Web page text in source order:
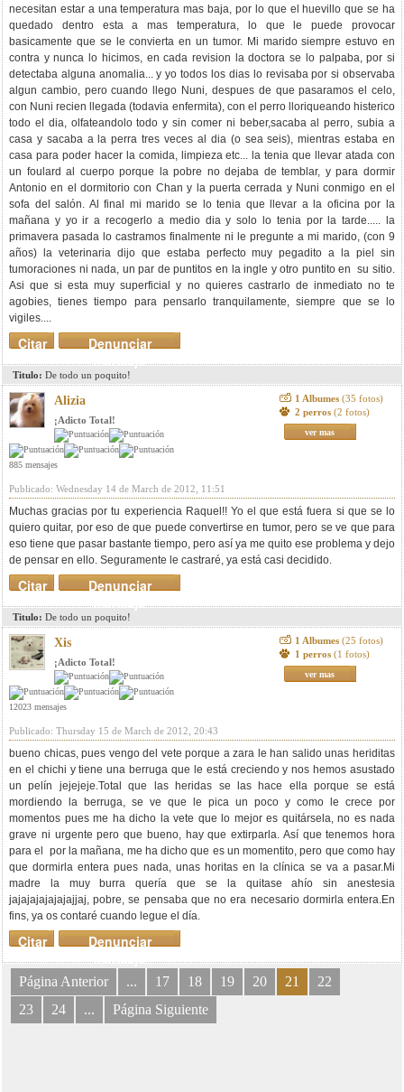
necesitan estar a una temperatura mas baja, por lo que el huevillo que se ha
quedado dentro esta a mas temperatura, lo que le puede provocar
basicamente que se le convierta en un tumor. Mi marido siempre estuvo en
contra y nunca lo hicimos, en cada revision la doctora se lo palpaba, por si
detectaba alguna anomalia... y yo todos los dias lo revisaba por si observaba
algun cambio, pero cuando llego Nuni, despues de que pasaramos el celo,
con Nuni recien llegada (todavia enfermita), con el perro lloriqueando histerico
todo el dia, olfateandolo todo y sin comer ni beber,sacaba al perro, subia a
casa y sacaba a la perra tres veces al dia (o sea seis), mientras estaba en
casa para poder hacer la comida, limpieza etc... la tenia que llevar atada con
un foulard al cuerpo porque la pobre no dejaba de temblar, y para dormir
Antonio en el dormitorio con Chan y la puerta cerrada y Nuni conmigo en el
sofa del salón. Al final mi marido se lo tenia que llevar a la oficina por la
mañana y yo ir a recogerlo a medio dia y solo lo tenia por la tarde..... la
primavera pasada lo castramos finalmente ni le pregunte a mi marido, (con 9
años) la veterinaria dijo que estaba perfecto muy pegadito a la piel sin
tumoraciones ni nada, un par de puntitos en la ingle y otro puntito en su sitio.
Asi que si esta muy superficial y no quieres castrarlo de inmediato no te
agobies, tienes tiempo para pensarlo tranquilamente, siempre que se lo
vigiles....
Denunciar
mensaje
Citar
Titulo: De todo un poquito!
Alizia
¡Adicto Total!
885 mensajes
1 Albumes (35 fotos)
2 perros (2 fotos)
ver mas
Publicado: Wednesday 14 de March de 2012, 11:51
Muchas gracias por tu experiencia Raquel!! Yo el que está fuera si que se lo
quiero quitar, por eso de que puede convertirse en tumor, pero se ve que para
eso tiene que pasar bastante tiempo, pero así ya me quito ese problema y dejo
de pensar en ello. Seguramente le castraré, ya está casi decidido.
Denunciar
mensaje
Citar
Titulo: De todo un poquito!
Xis
¡Adicto Total!
12023 mensajes
1 Albumes (25 fotos)
1 perros (1 fotos)
ver mas
Publicado: Thursday 15 de March de 2012, 20:43
bueno chicas, pues vengo del vete porque a zara le han salido unas heriditas
en el chichi y tiene una berruga que le está creciendo y nos hemos asustado
un pelín jejejeje.Total que las heridas se las hace ella porque se está
mordiendo la berruga, se ve que le pica un poco y como le crece por
momentos pues me ha dicho la vete que lo mejor es quitársela, no es nada
grave ni urgente pero que bueno, hay que extirparla. Así que tenemos hora
para el por la mañana, me ha dicho que es un momentito, pero que como hay
que dormirla entera pues nada, unas horitas en la clínica se va a pasar.Mi
madre la muy burra quería que se la quitase ahío sin anestesia
jajajajajajajajjaj, pobre, se pensaba que no era necesario dormirla entera.En
fins, ya os contaré cuando legue el día.
Denunciar
mensaje
Citar
Página Anterior ... 17 18 19 20 21
22
23
24 ... Página Siguiente